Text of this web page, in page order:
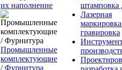
их наполнение
Промышленные
комплектующие
/ Фурнитура
штамповка
Лазерная
гравировка